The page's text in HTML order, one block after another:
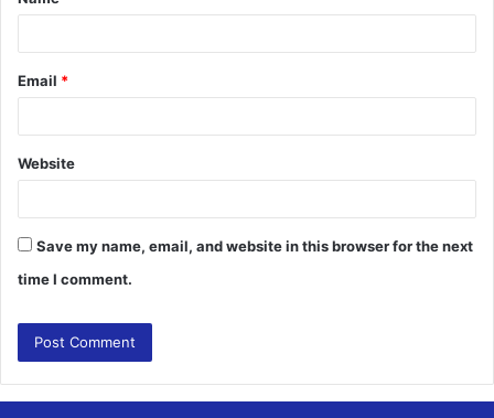
Email *
Website
Save my name, email, and website in this browser for the next
time I comment.